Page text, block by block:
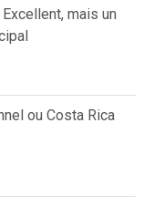
mais un
ou Costa Rica